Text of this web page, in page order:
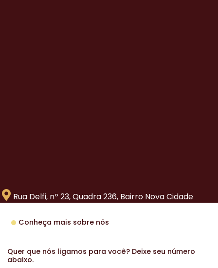
Rua Delfi, nº 23, Quadra 236, Bairro Nova Cidade
Conheça mais sobre nós
Quer que nós ligamos para você? Deixe seu número
abaixo.